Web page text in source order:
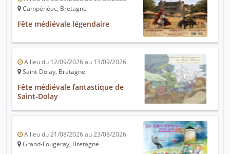
Campénéac, Bretagne
Fête médiévale légendaire
A lieu du 12/09/2026 au 13/09/2026
Saint-Dolay, Bretagne
Fête médiévale fantastique de
Saint-Dolay
A lieu du 21/08/2026 au 23/08/2026
Grand-Fougeray, Bretagne